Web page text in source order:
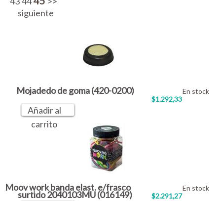
siguiente
Mojadedo de goma (420-0200)
$1.292,33
En stock
Añadir al
carrito
Moov work banda elast. e/frasco
surtido 2040103MU (016149) $2.291,27
En stock